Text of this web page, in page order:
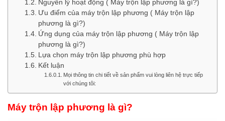
Nguyên lý hoạt động ( Máy trộn lập phương là gì?)
Ưu điểm của máy trộn lập phương ( Máy trộn lập
phương là gì?)
Ứng dụng của máy trộn lập phương ( Máy trộn lập
phương là gì?)
Lựa chọn máy trộn lập phương phù hợp
Kết luận
Mọi thông tin chi tiết về sản phẩm vui lòng liên hệ trực tiếp
với chúng tôi:
Máy trộn lập phương là gì?